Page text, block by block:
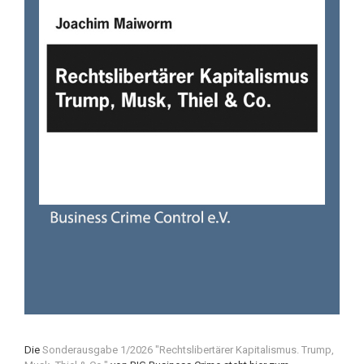
Die Sonderausgabe 1/2026 "Rechtslibertärer Kapitalismus. Trump,